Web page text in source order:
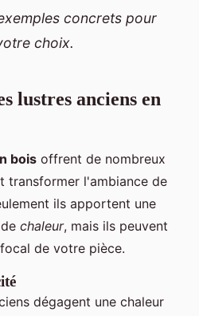
concrets pour
choix.
lustres anciens en
bois offrent de nombreux
transformer l'ambiance de
ils apportent une
chaleur, mais ils peuvent
de votre pièce.
dégagent une chaleur